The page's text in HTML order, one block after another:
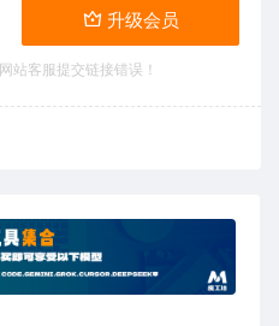
升级会员
站客服提交链接错误！